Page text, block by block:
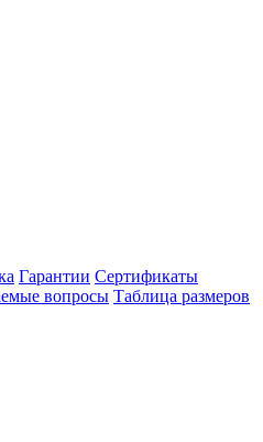
Гарантии Сертификаты
вопросы Таблица размеров